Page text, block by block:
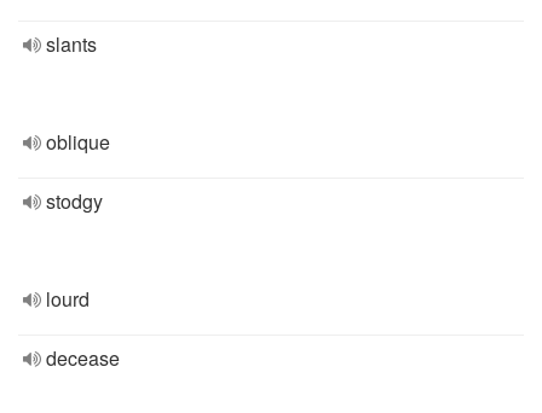
slants
oblique
stodgy
lourd
decease